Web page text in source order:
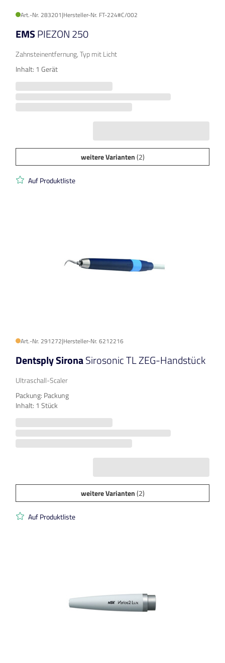
Art.-Nr. 283201|Hersteller-Nr. FT-224#C/002
EMSPIEZON 250
Zahnsteinentfernung, Typ mit Licht
Inhalt: 1 Gerät
weitere Varianten(2)
Auf Produktliste
Art.-Nr. 291272|Hersteller-Nr. 6212216
Dentsply SironaSirosonic TL ZEG-Handstück
Ultraschall-Scaler
Packung: Packung
Inhalt: 1 Stück
weitere Varianten(2)
Auf Produktliste